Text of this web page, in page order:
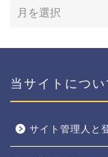
当サイトについ
サイト管理人と